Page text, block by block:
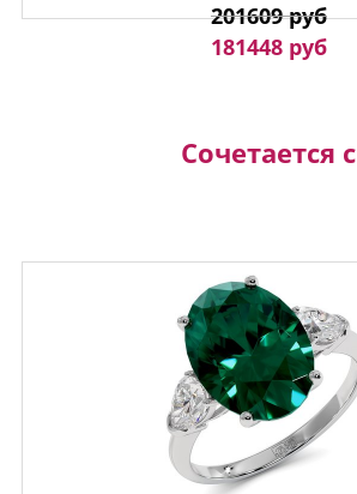
201609 руб
181448 руб
Сочетается с